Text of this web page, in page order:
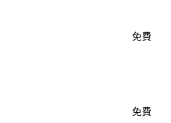
免費
免費